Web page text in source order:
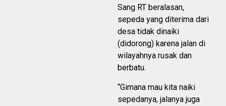
Sang RT beralasan,
sepeda yang diterima dari
desa tidak dinaiki
(didorong) karena jalan di
wilayahnya rusak dan
berbatu.
“Gimana mau kita naiki
sepedanya, jalanya juga